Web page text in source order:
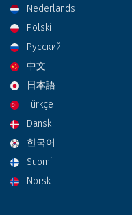
Nederlands
Polski
Русский
中文
日本語
Türkçe
Dansk
한국어
Suomi
Norsk